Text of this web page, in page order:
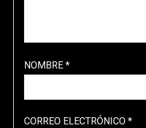
NOMBRE *
CORREO ELECTRÓNICO *